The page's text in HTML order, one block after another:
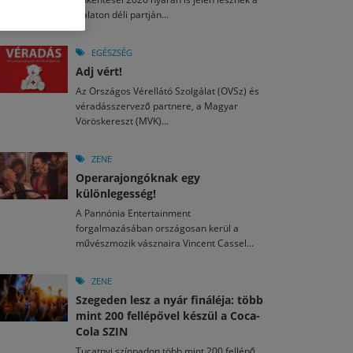
2026. JÚL. 15.
nézők 10 kedvenc filmje 2026 első félévében
2026. JÚL. 3.
án hozzánk is megérkezik a Rocktábor
2026. JÚL. 28.
Fesztivál 2026
2026. JÚL. 26.
egy mese: 30 napos mesekihívást indít a Libri
2026. MÁJ. 11.
László kapta az Artisjus Irodalmi Nagydíjat
Balaton déli partján...
EGÉSZSÉG
Adj vért!
Az Országos Vérellátó Szolgálat (OVSz) és
véradásszervező partnere, a Magyar
Vöröskereszt (MVK)...
ZENE
Operarajongóknak egy
különlegesség!
A Pannónia Entertainment
forgalmazásában országosan kerül a
művészmozik vásznaira Vincent Cassel...
ZENE
Szegeden lesz a nyár fináléja: több
mint 200 fellépővel készül a Coca-
Cola SZIN